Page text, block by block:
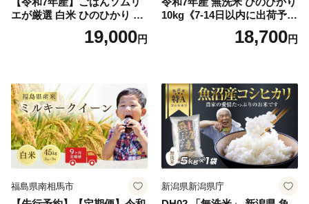
エが厳選 白米 ひのひかり 10
米 10kg 5kg×2 ひのひかり ブ
19,000円
10kg《7-14日以内に出荷予定
(土日祝除く)》コメ 米 無洗米
令和7年産 高レビュー｜人気
18,700円
福島県南相馬市 新潟県新潟県庁